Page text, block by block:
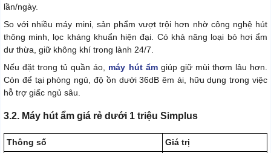
lần/ngày.
So với nhiều máy mini, sản phẩm vượt trội hơn nhờ công nghệ hút
thông minh, lọc kháng khuẩn hiện đại. Có khả năng loại bỏ hơi ẩm
dư thừa, giữ không khí trong lành 24/7.
Nếu đặt trong tủ quần áo, máy hút ẩmgiúp giữ mùi thơm lâu hơn.
Còn để tại phòng ngủ, độ ồn dưới 36dB êm ái, hữu dụng trong việc
hỗ trợ giấc ngủ sâu.
3.2. Máy hút ẩm giá rẻ dưới 1 triệu Simplus
Thông số
Giá trị